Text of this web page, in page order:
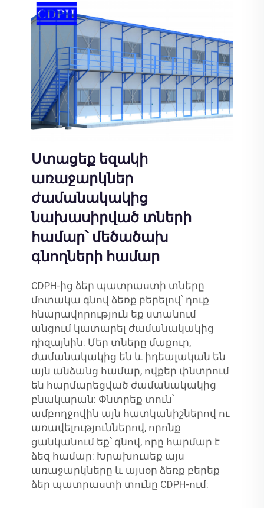
Ստացեք եզակի
առաջարկներ
ժամանակակից
նախասիրված տների
համար՝ մեծածախ
գնողների համար
CDPH-ից ձեր պատրաստի տները
մոտակա գնով ձեռք բերելով՝ դուք
հնարավորություն եք ստանում
անցում կատարել ժամանակակից
դիզայնին: Մեր տները մաքուր,
ժամանակակից են և իդեալական են
այն անձանց համար, ովքեր փնտրում
են հարմարեցված ժամանակակից
բնակարան: Փնտրեք տուն՝
ամբողջովին այն հատկանիշներով ու
առավելություններով, որոնք
ցանկանում եք՝ գնով, որը հարմար է
ձեզ համար: Խրախուսեք այս
առաջարկները և այսօր ձեռք բերեք
ձեր պատրաստի տունը CDPH-ում: